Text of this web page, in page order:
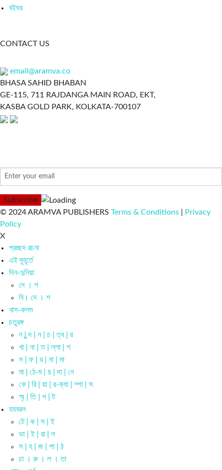
বইঘর
CONTACT US
email@aramva.co
BHASA SAHID BHABAN
GE-115, 711 RAJDANGA MAIN ROAD, EKT,
KASBA GOLD PARK, KOLKATA-700107
© 2024 ARAMVA PUBLISHERS Terms & Conditions
Privacy
Policy
X
প্রচ্ছদ রচনা
এই মুহূর্তে
দিন-দুনিয়া
দে । শ
বি। দে । শ
খাস-কলম
চতুরঙ্গ
ন | ন্দ | ন | চ | ত্ব | র
খা | না | ত | ল্লা | শ
স | ফ | র | না | মা
মা | ঠে-ম | য় | দা | নে
কে | রি | য়া | র-ক্যা | ম্পা | স
স্মৃ | তি | প | ট
হযবরল
টে | ক | স | ই
ভা | ই | রা | ল
স | হ | জ | পা | ঠ
চা । রু । ল । তা